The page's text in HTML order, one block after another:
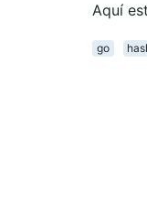
Aquí
go